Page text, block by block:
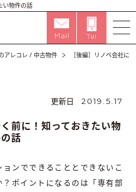
い物件の話
アレコレ / 中古物件 ［後編］リノベ会社に
更新日 2019.5.17
前に！知っておきたい物
話
ンでできることとできないこ
ポイントになるのは「専有部